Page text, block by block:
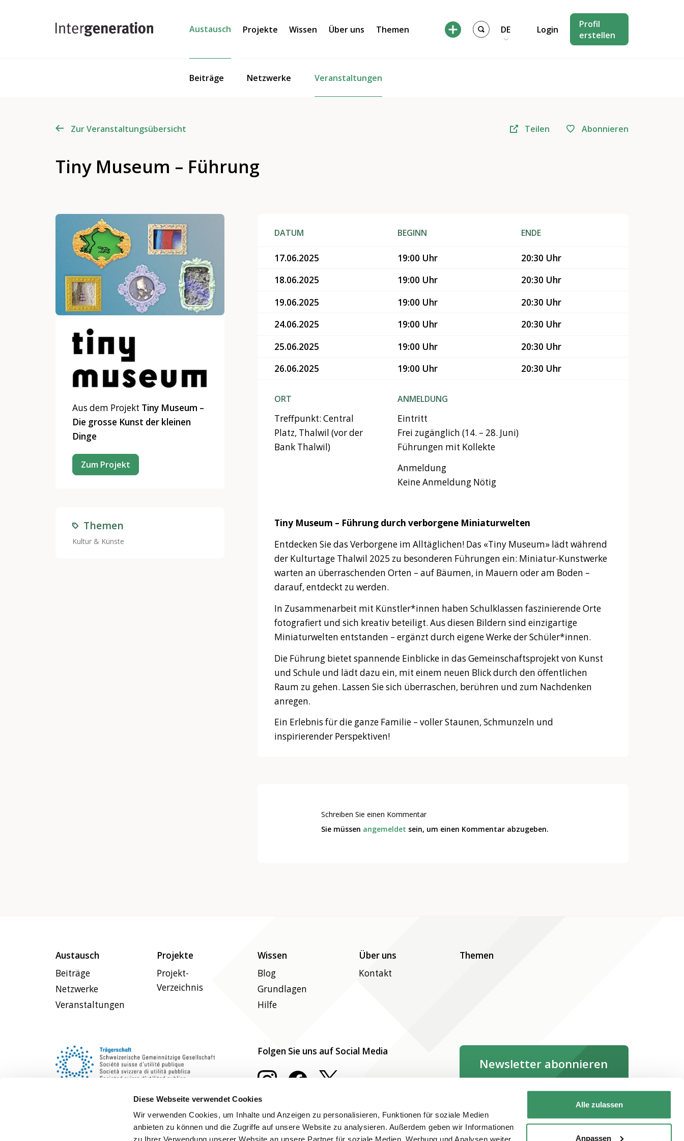
Diese Webseite verwendet Cookies
Wir verwenden Cookies, um Inhalte und Anzeigen zu personalisieren, Funktionen für soziale Medien
anbieten zu können und die Zugriffe auf unsere Website zu analysieren. Außerdem geben wir Informationen
zu Ihrer Verwendung unserer Website an unsere Partner für soziale Medien, Werbung und Analysen weiter.
Alle zulassen
Anpassen
Austausch
Beiträge Netzwerke Veranstaltungen
Projekte Wissen Über uns Themen DE Login
Profil
erstellen
Zur Veranstaltungsübersicht Teilen Abonnieren
Tiny Museum – Führung
Aus dem Projekt Tiny Museum –
Die grosse Kunst der kleinen
Dinge
Zum Projekt
Themen
Kultur & Künste
DATUM BEGINN ENDE
17.06.2025 19:00 Uhr
20:30 Uhr
18.06.2025
19:00 Uhr
20:30 Uhr
19.06.2025
19:00 Uhr
20:30 Uhr
24.06.2025
19:00 Uhr
20:30 Uhr
25.06.2025
19:00 Uhr
20:30 Uhr
26.06.2025
19:00 Uhr 20:30 Uhr
ORT
Treffpunkt: Central
Platz, Thalwil (vor der
Bank Thalwil)
ANMELDUNG
Eintritt
Frei zugänglich (14. – 28. Juni)
Führungen mit Kollekte
Anmeldung
Keine Anmeldung Nötig
Tiny Museum – Führung durch verborgene Miniaturwelten
Entdecken Sie das Verborgene im Alltäglichen! Das «Tiny Museum» lädt während
der Kulturtage Thalwil 2025 zu besonderen Führungen ein: Miniatur-Kunstwerke
warten an überraschenden Orten – auf Bäumen, in Mauern oder am Boden –
darauf, entdeckt zu werden.
In Zusammenarbeit mit Künstler*innen haben Schulklassen faszinierende Orte
fotografiert und sich kreativ beteiligt. Aus diesen Bildern sind einzigartige
Miniaturwelten entstanden – ergänzt durch eigene Werke der Schüler*innen.
Die Führung bietet spannende Einblicke in das Gemeinschaftsprojekt von Kunst
und Schule und lädt dazu ein, mit einem neuen Blick durch den öffentlichen
Raum zu gehen. Lassen Sie sich überraschen, berühren und zum Nachdenken
anregen.
Ein Erlebnis für die ganze Familie – voller Staunen, Schmunzeln und
inspirierender Perspektiven!
Schreiben Sie einen Kommentar
Sie müssen angemeldet sein, um einen Kommentar abzugeben.
Austausch
Beiträge
Netzwerke
Veranstaltungen
Projekte
Projekt-
Verzeichnis
Wissen
Blog
Grundlagen
Hilfe
Über uns
Kontakt
Themen
Folgen Sie uns auf Social Media
Newsletter abonnieren
Newsletter online lesen